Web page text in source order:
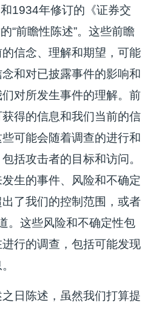
1934年修订的《证券交
“前瞻性陈述”。这些前瞻
信念、理解和期望，可能
和对已披露事件的影响和
对所发生事件的理解。前
得的信息和我们当前的信
可能会随着调查的进行和
括攻击者的目标和访问。
生的事件、风险和不确定
了我们的控制范围，或者
。这些风险和不确定性包
行的调查，包括可能发现
日陈述，虽然我们打算提